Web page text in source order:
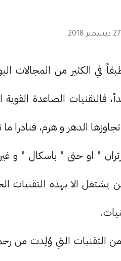
في الكثير من المجالات
فالتقنيات الصاعدة
تجاوزها الدهر و هرم،
" او حتى " باسكال " و
يشتغل الا بهذه التقنيات
2018 العديد من التقنيات التي